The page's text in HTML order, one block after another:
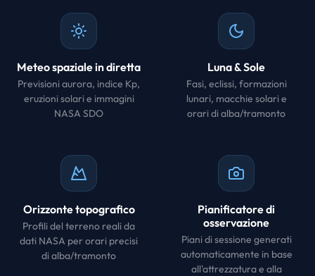
Meteo spaziale in diretta
Previsioni aurora, indice Kp,
eruzioni solari e immagini
NASA SDO
Luna & Sole
Fasi, eclissi, formazioni
lunari, macchie solari e
orari di alba/tramonto
Orizzonte topografico
Profili del terreno reali da
dati NASA per orari precisi
di alba/tramonto
Pianificatore di
osservazione
Piani di sessione generati
automaticamente in base
all'attrezzatura e alla